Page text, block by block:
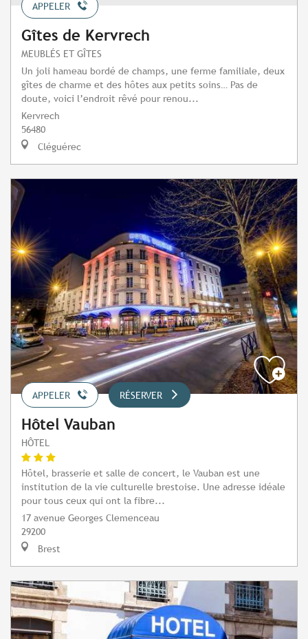
APPELER
Gîtes de Kervrech
MEUBLÉS ET GÎTES
Un joli hameau bordé de champs, une ferme familiale, deux
gîtes de charme et des hôtes aux petits soins… Pas de
doute, voici l’endroit rêvé pour renou...
Kervrech
56480
Cléguérec
APPELER RÉSERVER
Hôtel Vauban
HÔTEL
Hôtel, brasserie et salle de concert, le Vauban est une
institution de la vie culturelle brestoise. Une adresse idéale
pour tous ceux qui ont la fibre...
17 avenue Georges Clemenceau
29200
Brest